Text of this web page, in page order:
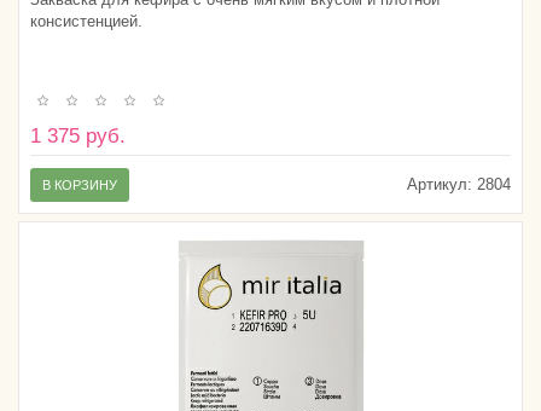
консистенцией.
1 375 руб.
Артикул: 2804
В КОРЗИНУ